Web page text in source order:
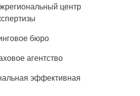
центр
бюро
агентство
эффективная